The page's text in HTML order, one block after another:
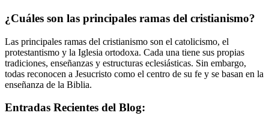
¿Cuáles son las principales ramas del cristianismo?
Las principales ramas del cristianismo son el catolicismo, el
protestantismo y la Iglesia ortodoxa. Cada una tiene sus propias
tradiciones, enseñanzas y estructuras eclesiásticas. Sin embargo,
todas reconocen a Jesucristo como el centro de su fe y se basan en la
enseñanza de la Biblia.
Entradas Recientes del Blog: